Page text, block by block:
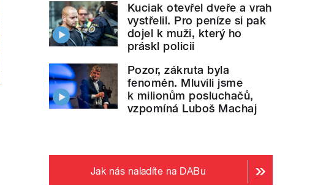
Kuciak otevřel dveře a vrah
vystřelil. Pro peníze si pak
dojel k muži, který ho
práskl policii
Pozor, zákruta byla
fenomén. Mluvili jsme
k milionům posluchačů,
vzpomíná Luboš Machaj
Jak nás naladíte na DABu